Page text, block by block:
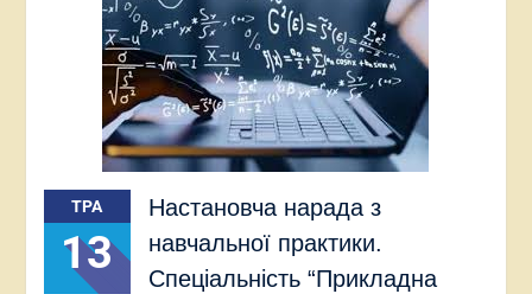
ТРА
13
Настановча нарада з
навчальної практики.
Спеціальність “Прикладна